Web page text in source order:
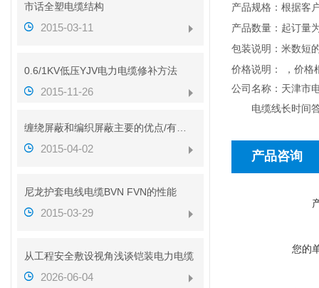
市话全塑电缆结构
2015-03-11
0.6/1KV低压YJV电力电缆修补方法
2015-11-26
2015-04-02
尼龙护套电线电缆BVN FVN的性能
2015-03-29
从工程安全敷设视角浅谈铠装电力电缆
2026-06-04
产品规格：根据客
产品数量：起订量
包装说明：米数短
价格说明： ，价格
公司名称：天津市
电缆线长时间答
产品咨询
您的